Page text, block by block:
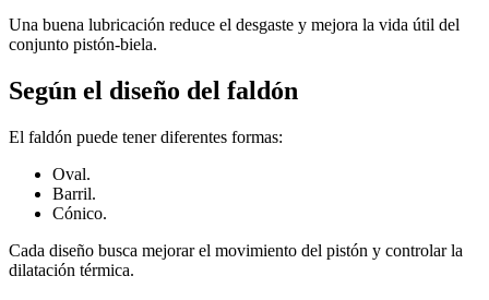
Una buena lubricación reduce el desgaste y mejora la vida útil del
conjunto pistón-biela.
Según el diseño del faldón
El faldón puede tener diferentes formas:
Oval.
Barril.
Cónico.
Cada diseño busca mejorar el movimiento del pistón y controlar la
dilatación térmica.